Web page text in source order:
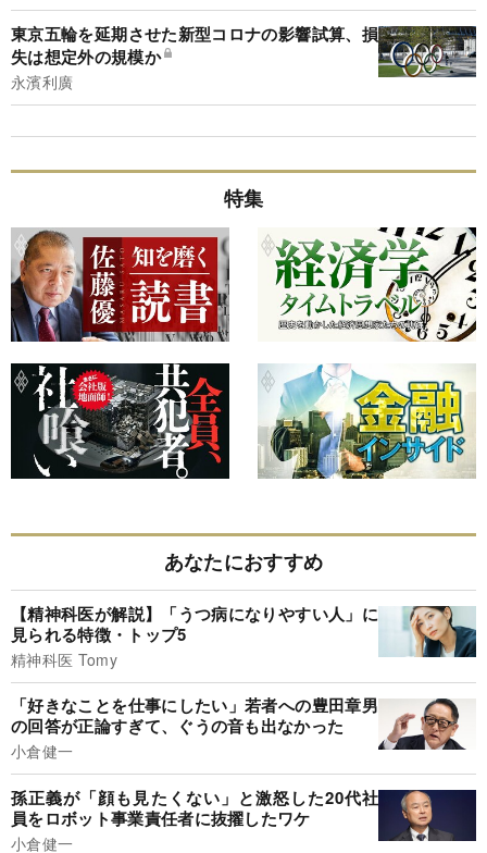
東京五輪を延期させた新型コロナの影響試算、損
失は想定外の規模か
永濱利廣
特集
あなたにおすすめ
【精神科医が解説】「うつ病になりやすい人」に
見られる特徴・トップ5
精神科医 Tomy
「好きなことを仕事にしたい」若者への豊田章男
の回答が正論すぎて、ぐうの音も出なかった
小倉健一
孫正義が「顔も見たくない」と激怒した20代社
員をロボット事業責任者に抜擢したワケ
小倉健一